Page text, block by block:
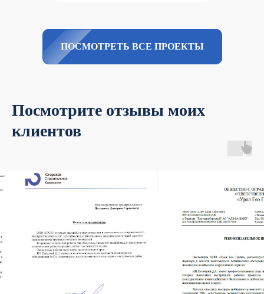
ПОСМОТРЕТЬ ВСЕ ПРОЕКТЫ
Посмотрите отзывы моих
клиентов